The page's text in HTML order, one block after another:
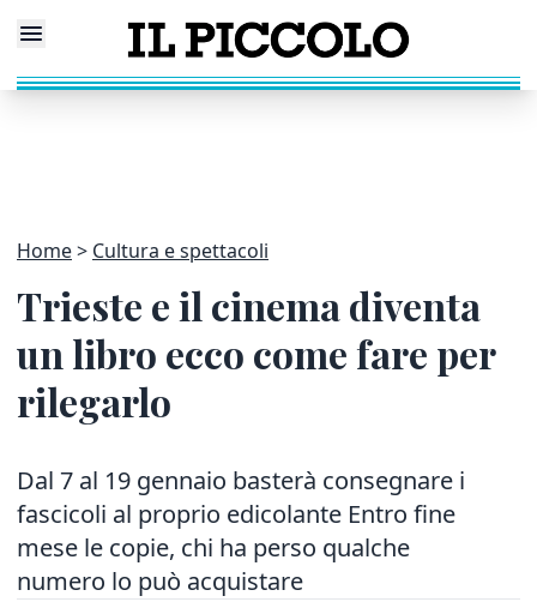
Home Cultura e spettacoli
Trieste e il cinema diventa
un libro ecco come fare per
rilegarlo
Dal 7 al 19 gennaio basterà consegnare i
fascicoli al proprio edicolante Entro fine
mese le copie, chi ha perso qualche
numero lo può acquistare